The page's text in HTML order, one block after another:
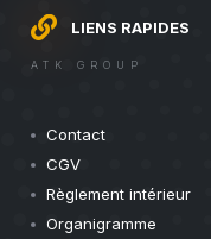
LIENS RAPIDES
ATK GROUP
Contact
CGV
Règlement intérieur
Organigramme